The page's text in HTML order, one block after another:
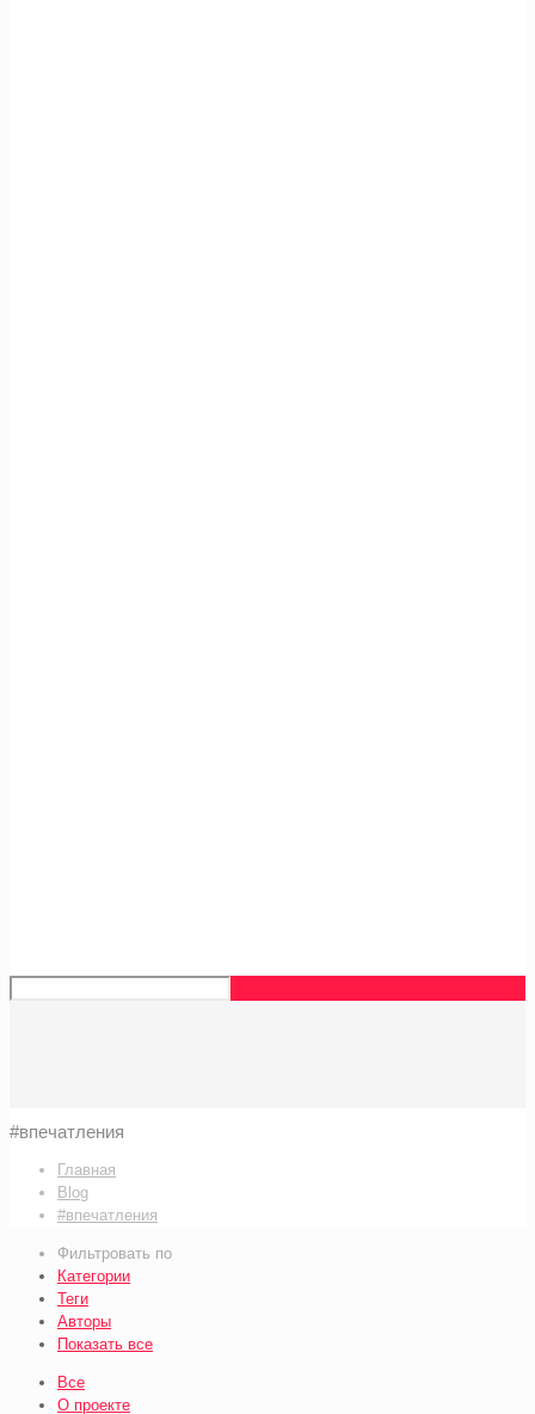
#впечатления
Главная
Blog
#впечатления
Фильтровать по
Категории
Теги
Авторы
Показать все
Все
О проекте